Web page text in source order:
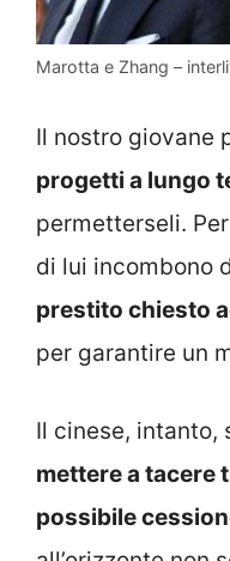
Marotta e Zhang –
Il nostro giovane
progetti a lungo
permetterseli.
di lui incombono
prestito chiesto
per garantire un
Il cinese, intanto,
mettere a tacere
possibile